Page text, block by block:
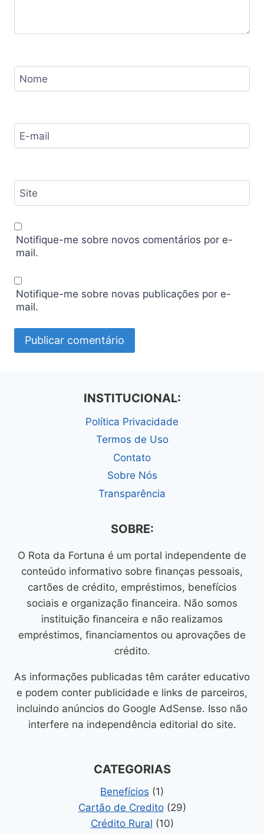
Nome
E-mail
Site
Notifique-me sobre novos comentários por e-
mail.
Notifique-me sobre novas publicações por e-
mail.
INSTITUCIONAL:
Política Privacidade
Termos de Uso
Contato
Sobre Nós
Transparência
SOBRE:
O Rota da Fortuna é um portal independente de
conteúdo informativo sobre finanças pessoais,
cartões de crédito, empréstimos, benefícios
sociais e organização financeira. Não somos
instituição financeira e não realizamos
empréstimos, financiamentos ou aprovações de
crédito.
As informações publicadas têm caráter educativo
e podem conter publicidade e links de parceiros,
incluindo anúncios do Google AdSense. Isso não
interfere na independência editorial do site.
CATEGORIAS
Benefícios (1)
Cartão de Credito(29)
Crédito Rural (10)